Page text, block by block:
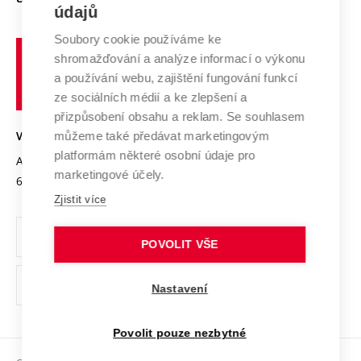
E-přihláška
Systém zajišťování kvality výzkumu
Výzkumné infrastruktury
Transfer znalostí
Open Science
Projekty
Projekty ze strukturálních fondů
Specifický výzkum
Zahraniční spolupráce
Spolupráce se školami
Služby univerzity
Mezinárodní dohody
Univerzitní sítě
Profil univerzity
Udržitelná univerzita
Podnikavá univerzita / ContriBUTe
Bezpečná univerzita
Vyznamenání
Organizační struktura
Ochrana osobních údajů
odkaz)
učení
technické
VYSOKÉ UČENÍ TECHNICKÉ V BRNĚ
Antonínská 548/1
602 00 Brno
www.vut.cz
vut@vutbr.cz
údajů
Soubory cookie používáme ke
shromažďování a analýze informací o výkonu
a používání webu, zajištění fungování funkcí
ze sociálních médií a ke zlepšení a
přizpůsobení obsahu a reklam. Se souhlasem
můžeme také předávat marketingovým
platformám některé osobní údaje pro
marketingové účely.
Zjistit více
POVOLIT VŠE
Nastavení
Povolit pouze nezbytné